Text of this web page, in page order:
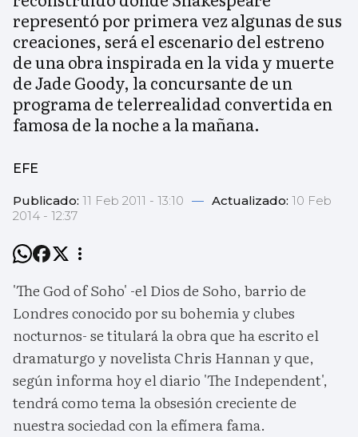
representó por primera vez algunas de sus
creaciones, será el escenario del estreno
de una obra inspirada en la vida y muerte
de Jade Goody, la concursante de un
programa de telerrealidad convertida en
famosa de la noche a la mañana.
EFE
Publicado: 11 Feb 2011 - 13:10 — Actualizado: 10 Feb
2014 - 12:37
'The God of Soho' -el Dios de Soho, barrio de
Londres conocido por su bohemia y clubes
nocturnos- se titulará la obra que ha escrito el
dramaturgo y novelista Chris Hannan y que,
según informa hoy el diario 'The Independent',
tendrá como tema la obsesión creciente de
nuestra sociedad con la efímera fama.